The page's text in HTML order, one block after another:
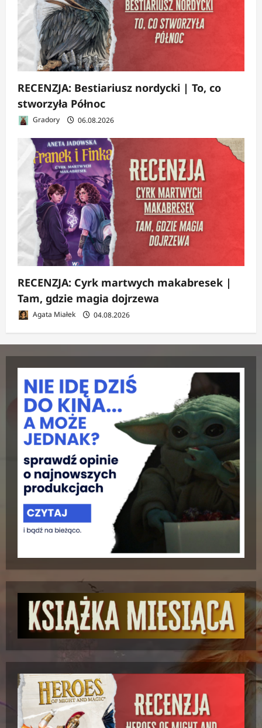
RECENZJA: Bestiariusz nordycki | To, co
stworzyła Północ
Gradory 06.08.2026
RECENZJA: Cyrk martwych makabresek |
Tam, gdzie magia dojrzewa
Agata Miałek 04.08.2026